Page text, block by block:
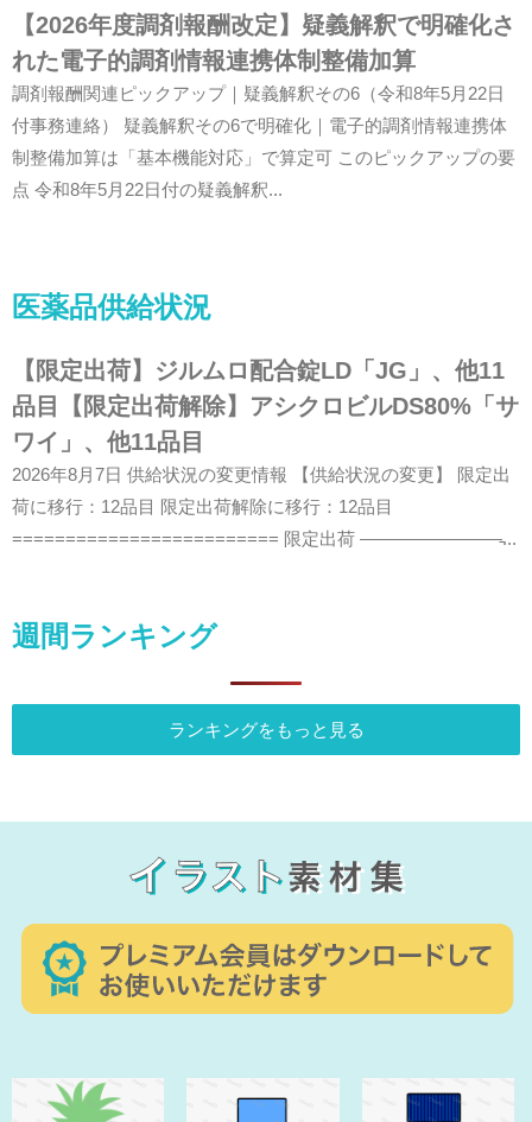
【2026年度調剤報酬改定】疑義解釈で明確化さ
れた電子的調剤情報連携体制整備加算
調剤報酬関連ピックアップ｜疑義解釈その6（令和8年5月22日
付事務連絡） 疑義解釈その6で明確化｜電子的調剤情報連携体
制整備加算は「基本機能対応」で算定可 このピックアップの要
点 令和8年5月22日付の疑義解釈...
医薬品供給状況
【限定出荷】ジルムロ配合錠LD「JG」、他11
品目【限定出荷解除】アシクロビルDS80%「サ
ワイ」、他11品目
2026年8月7日 供給状況の変更情報 【供給状況の変更】 限定出
荷に移行：12品目 限定出荷解除に移行：12品目
========================= 限定出荷 ————————̵...
週間ランキング
ランキングをもっと見る